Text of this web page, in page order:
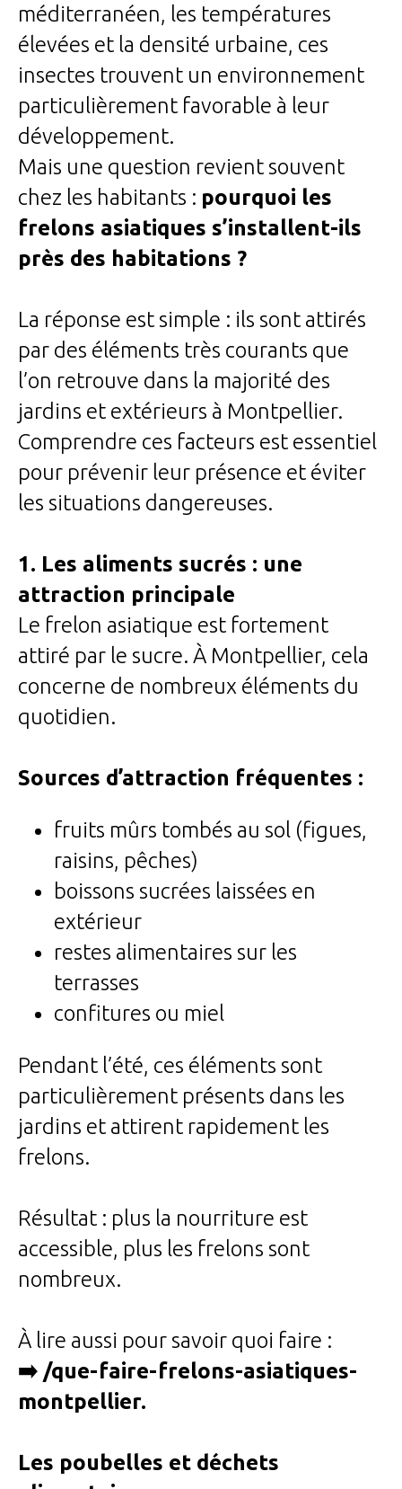
méditerranéen, les températures
élevées et la densité urbaine, ces
insectes trouvent un environnement
particulièrement favorable à leur
développement.
Mais une question revient souvent
chez les habitants : pourquoi les
frelons asiatiques s’installent-ils
près des habitations ?
La réponse est simple : ils sont attirés
par des éléments très courants que
l’on retrouve dans la majorité des
jardins et extérieurs à Montpellier.
Comprendre ces facteurs est essentiel
pour prévenir leur présence et éviter
les situations dangereuses.
1. Les aliments sucrés : une
attraction principale
Le frelon asiatique est fortement
attiré par le sucre. À Montpellier, cela
concerne de nombreux éléments du
quotidien.
Sources d’attraction fréquentes :
fruits mûrs tombés au sol (figues,
raisins, pêches)
boissons sucrées laissées en
extérieur
restes alimentaires sur les
terrasses
confitures ou miel
Pendant l’été, ces éléments sont
particulièrement présents dans les
jardins et attirent rapidement les
frelons.
Résultat : plus la nourriture est
accessible, plus les frelons sont
nombreux.
À lire aussi pour savoir quoi faire :
➡️ /que-faire-frelons-asiatiques-
montpellier.
Les poubelles et déchets